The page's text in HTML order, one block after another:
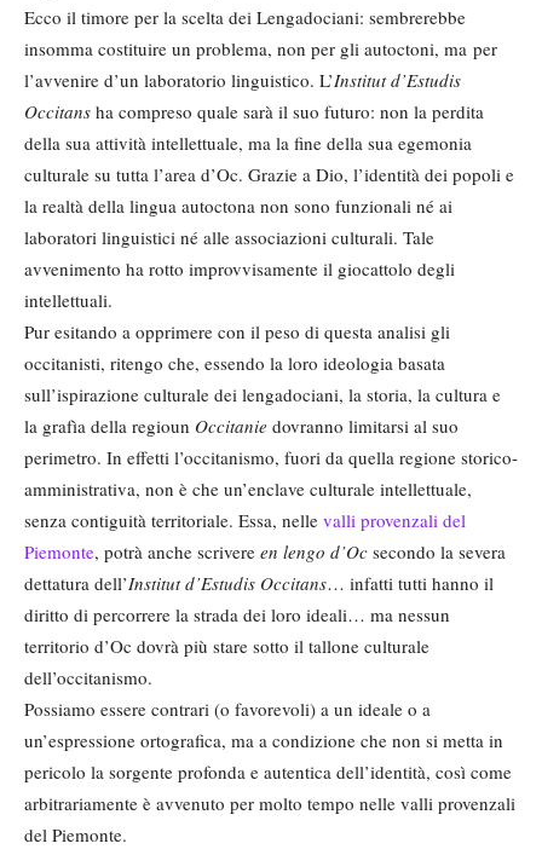
Ecco il timore per la scelta dei Lengadociani: sembrerebbe
insomma costituire un problema, non per gli autoctoni, ma per
l’avvenire d’un laboratorio linguistico. L’Institut d’Estudis
Occitans ha compreso quale sarà il suo futuro: non la perdita
della sua attività intellettuale, ma la fine della sua egemonia
culturale su tutta l’area d’Oc. Grazie a Dio, l’identità dei popoli e
la realtà della lingua autoctona non sono funzionali né ai
laboratori linguistici né alle associazioni culturali. Tale
avvenimento ha rotto improvvisamente il giocattolo degli
intellettuali.
Pur esitando a opprimere con il peso di questa analisi gli
occitanisti, ritengo che, essendo la loro ideologia basata
sull’ispirazione culturale dei lengadociani, la storia, la cultura e
la grafìa della regioun Occitanie dovranno limitarsi al suo
perimetro. In effetti l’occitanismo, fuori da quella regione storico-
amministrativa, non è che un’enclave culturale intellettuale,
senza contiguità territoriale. Essa, nelle valli provenzali del
Piemonte, potrà anche scrivere en lengo d’Oc secondo la severa
dettatura dell’Institut d’Estudis Occitans… infatti tutti hanno il
diritto di percorrere la strada dei loro ideali… ma nessun
territorio d’Oc dovrà più stare sotto il tallone culturale
dell’occitanismo.
Possiamo essere contrari (o favorevoli) a un ideale o a
un’espressione ortografica, ma a condizione che non si metta in
pericolo la sorgente profonda e autentica dell’identità, così come
arbitrariamente è avvenuto per molto tempo nelle valli provenzali
del Piemonte.